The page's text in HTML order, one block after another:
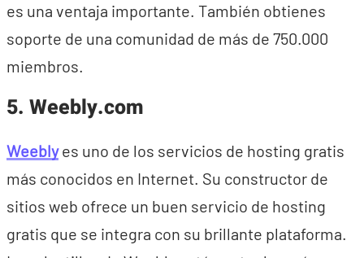
es una ventaja importante. También obtienes
soporte de una comunidad de más de 750.000
miembros.
5. Weebly.com
Weeblyes uno de los servicios de hosting gratis
más conocidos en Internet. Su constructor de
sitios web ofrece un buen servicio de hosting
gratis que se integra con su brillante plataforma.